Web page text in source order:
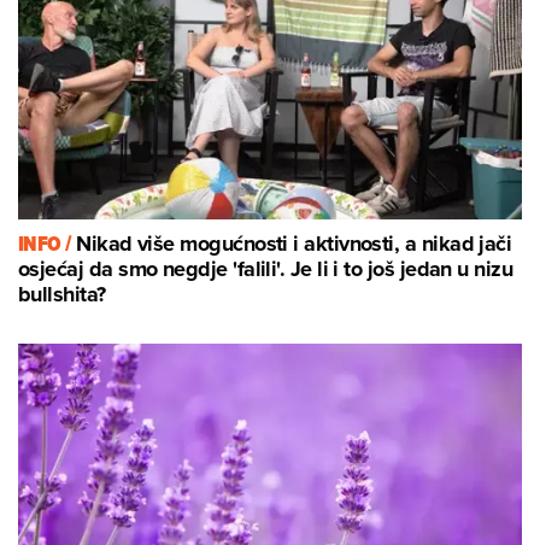
INFO /Nikad više mogućnosti i aktivnosti, a nikad jači
osjećaj da smo negdje 'falili'. Je li i to još jedan u nizu
bullshita?